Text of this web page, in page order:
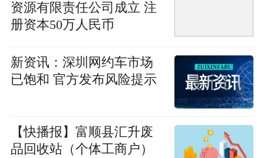
资源有限责任公司成立 注
册资本50万人民币
新资讯：深圳网约车市场
已饱和 官方发布风险提示
【快播报】富顺县汇升废
品回收站（个体工商户）